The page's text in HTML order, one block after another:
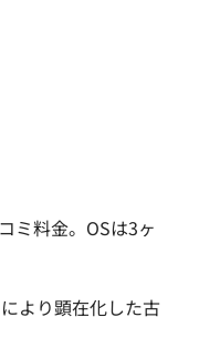
ミ料金。OSは3ヶ
より顕在化した古